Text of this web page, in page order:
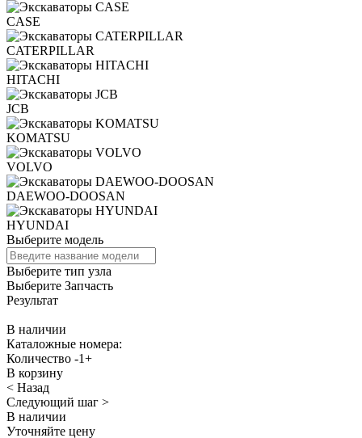
CASE
CATERPILLAR
HITACHI
JCB
KOMATSU
VOLVO
DAEWOO-DOOSAN
HYUNDAI
Выберите модель
Выберите тип узла
Выберите Запчасть
Результат
В наличии
Каталожные номера:
Количество -1+
В корзину
< Назад
Следующий шаг >
В наличии
Уточняйте цену